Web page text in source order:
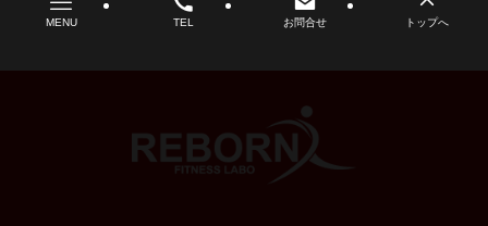
MENU TEL お問合せ トップへ